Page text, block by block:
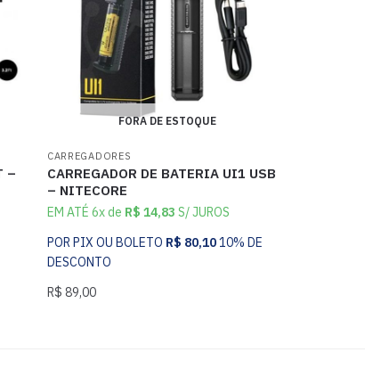
–
FORA DE ESTOQUE
CARREGADORES
CARREGADOR DE BATERIA UI1 USB
– NITECORE
EM ATÉ 6x de R$ 14,83 S/ JUROS
POR PIX OU BOLETO R$ 80,1010% DE
DESCONTO
R$ 89,00